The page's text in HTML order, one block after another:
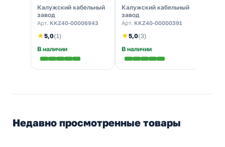
Калужский кабельный
завод
Арт. KKZ40-00006943
★5,0(1)
В наличии
7399
Калужский кабельный
завод
Арт. KKZ40-00000391
★5,0(3)
В наличии
Недавно просмотренные товары